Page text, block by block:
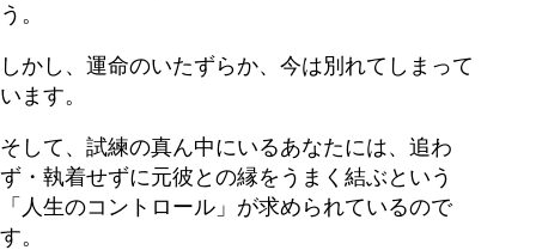
う。
しかし、運命のいたずらか、今は別れてしまって
います。
そして、試練の真ん中にいるあなたには、追わ
ず・執着せずに元彼との縁をうまく結ぶという
「人生のコントロール」が求められているので
す。